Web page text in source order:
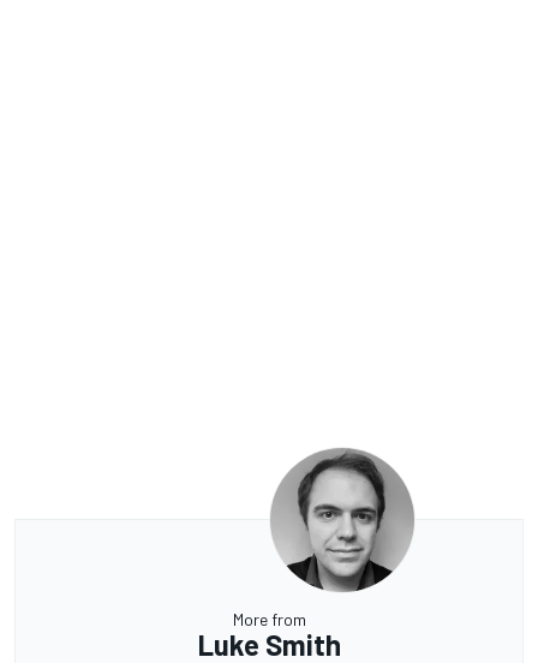
More from
Luke Smith